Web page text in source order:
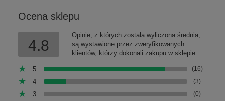
Ocena sklepu
4.8
Opinie, z których została wyliczona średnia,
są wystawione przez zweryfikowanych
klientów, którzy dokonali zakupu w sklepie.
5 (16)
4 (3)
3 (0)